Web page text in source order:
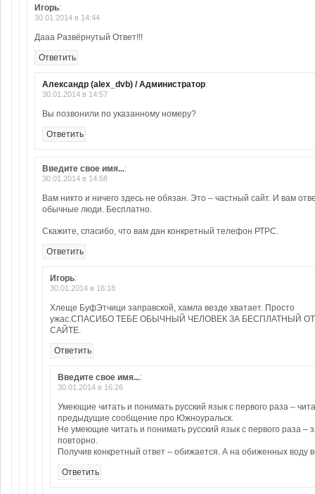
Игорь:
30.01.2014 в 14:44
Дааа Развёрнутый Ответ!!!
Ответить
Александр (alex_dvb) / Администратор:
30.01.2014 в 14:57
Вы позвонили по указанному номеру?
Ответить
Введите свое имя...:
30.01.2014 в 14:58
Вам никто и ничего здесь не обязан. Это – частный сайт. И вам
обычные люди. Бесплатно.
Скажите, спасибо, что вам дан конкретный телефон РТРС.
Ответить
Игорь:
30.01.2014 в 16:18
Хлеще БуфЭтчици заправской, хамла везде хватает. Просто
ужас.СПАСИБО ТЕБЕ ОБЫЧНЫЙ ЧЕЛОВЕК ЗА БЕСПЛАТНЫЙ
САЙТЕ.
Ответить
Введите свое имя...:
30.01.2014 в 16:26
Умеющие читать и понимать русский язык с первого раза –
предыдущие сообщение про Южноуральск.
Не умеющие читать и понимать русский язык с первого раза –
повторно.
Получив конкретный ответ – обижается. А на обиженных воду
Ответить